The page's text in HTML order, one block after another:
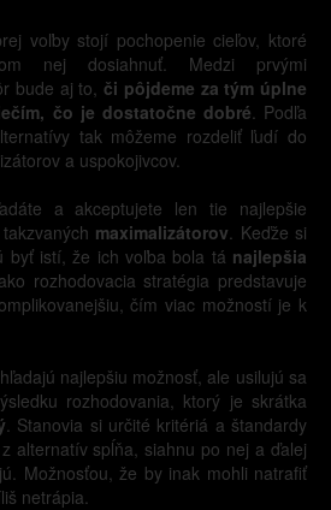
voľby stojí pochopenie cieľov, ktoré
nej dosiahnuť. Medzi prvými
bude aj to,či pôjdeme za tým úplne
čo je dostatočne dobré. Podľa
tak môžeme rozdeliť ľudí do
a uspokojivcov.
a akceptujete len tie najlepšie
maximalizátorov. Keďže si
byť istí, že ich voľba bola tá najlepšia
rozhodovacia stratégia predstavuje
čím viac možností je k
najlepšiu možnosť, ale usilujú sa
rozhodovania, ktorý je skrátka
. Stanovia si určité kritériá a štandardy
alternatív spĺňa, siahnu po nej a ďalej
Možnosťou, že by inak mohli natrafiť
netrápia.